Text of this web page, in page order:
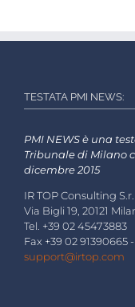
TESTATA PMI NEWS:
PMI NEWS è una
Tribunale di Milano
dicembre 2015
IR TOP Consulting S.r.l.
Via Bigli 19, 20121
Tel. +39 02 45473883
Fax +39 02 91390665 -
support@irtop.com